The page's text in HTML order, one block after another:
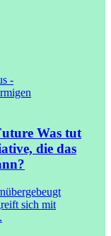
Was tut
die das